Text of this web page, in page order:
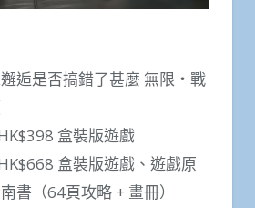
邂逅是否搞錯了甚麼 無限‧戰
盒裝版遊戲
盒裝版遊戲、遊戲原
書（64頁攻略 + 畫冊）